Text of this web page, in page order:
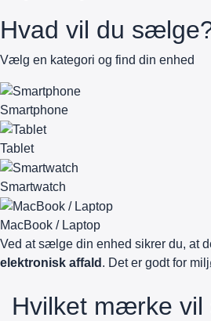
Hvad vil du
Vælg en kategori og find din enhed
Smartphone
Tablet
Smartwatch
MacBook / Laptop
Ved at sælge din enhed sikrer du, at
elektronisk affald . Det er godt for
Hvilket mærke